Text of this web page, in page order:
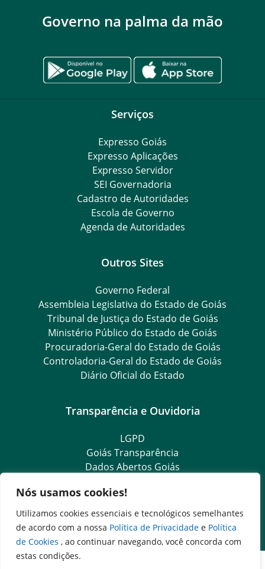
Nós usamos cookies!
Utilizamos cookies essenciais e tecnológicos semelhantes
de acordo com a nossa Política de Privacidade e Política
de Cookies , ao continuar navegando, você concorda com
estas condições.
Governo na palma da mão
Serviços
Expresso Goiás
Expresso Aplicações
Expresso Servidor
SEI Governadoria
Cadastro de Autoridades
Escola de Governo
Agenda de Autoridades
Outros Sites
Governo Federal
Assembleia Legislativa do Estado de Goiás
Tribunal de Justiça do Estado de Goiás
Ministério Público do Estado de Goiás
Procuradoria-Geral do Estado de Goiás
Controladoria-Geral do Estado de Goiás
Diário Oficial do Estado
Transparência e Ouvidoria
LGPD
Goiás Transparência
Dados Abertos Goiás
e-SIC – Serviço Eletrônico de Informação ao Cidadão
Ouvidoria Setorial (Expresso)
Ouvidoria Setorial (Presencial)